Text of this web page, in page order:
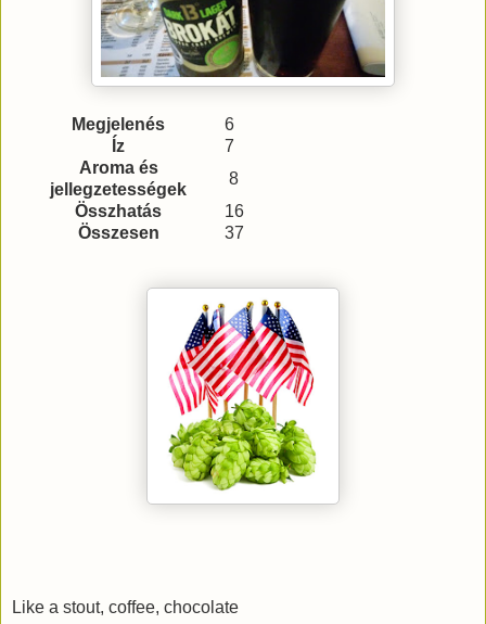
Megjelenés
6
Íz
7
Aroma és
jellegzetességek
8
Összhatás
16
Összesen
37
Like a stout, coffee, chocolate